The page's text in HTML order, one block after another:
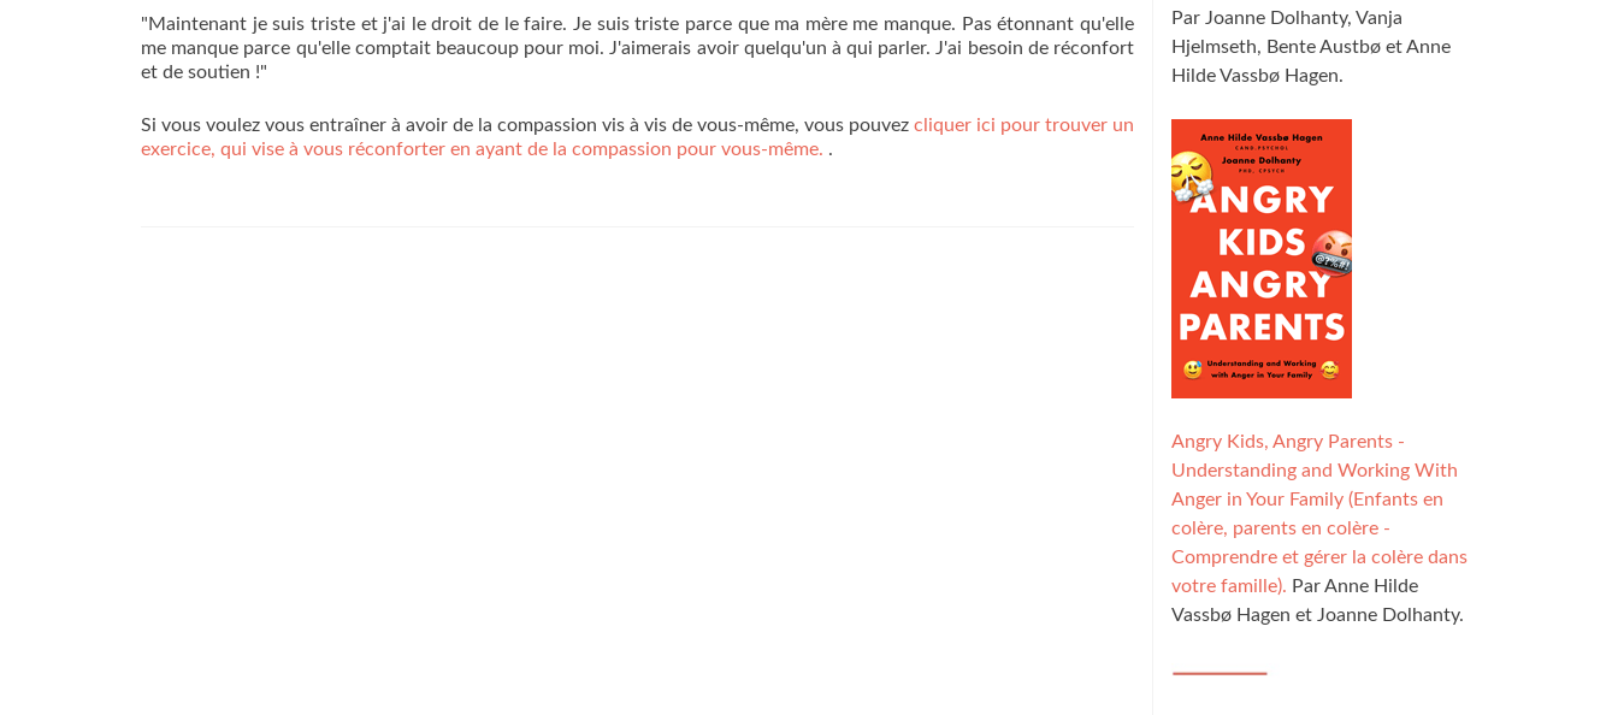
"Maintenant je suis triste et j'ai le droit de le faire. Je suis triste parce que ma mère me manque. Pas étonnant qu'elle
me manque parce qu'elle comptait beaucoup pour moi. J'aimerais avoir quelqu'un à qui parler. J'ai besoin de réconfort
et de soutien !"
Si vous voulez vous entraîner à avoir de la compassion vis à vis de vous-même, vous pouvez cliquer ici pour trouver un
exercice, qui vise à vous réconforter en ayant de la compassion pour vous-même. .
Par Joanne Dolhanty, Vanja
Hjelmseth, Bente Austbø et Anne
Hilde Vassbø Hagen.
Angry Kids, Angry Parents -
Understanding and Working With
Anger in Your Family (Enfants en
colère, parents en colère -
Comprendre et gérer la colère dans
votre famille). Par Anne Hilde
Vassbø Hagen et Joanne Dolhanty.